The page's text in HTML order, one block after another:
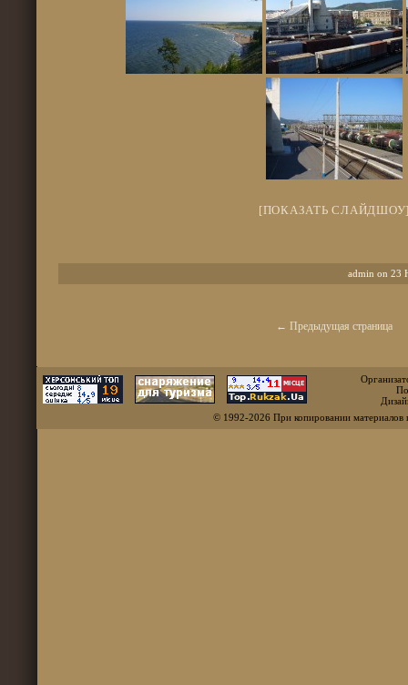
[ПОКАЗАТЬ
admin on 23
← Предыдущая страница
© 1992-2026 При копировании материалов